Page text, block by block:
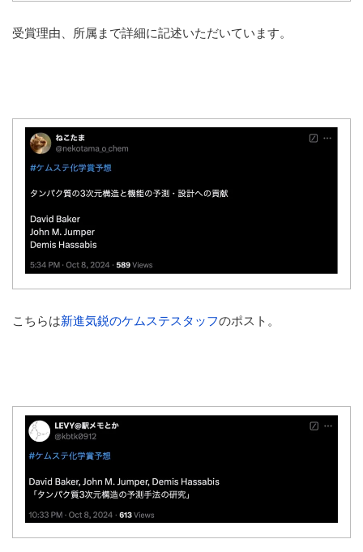
受賞理由、所属まで詳細に記述いただいています。
こちらは新進気鋭のケムステスタッフのポスト。